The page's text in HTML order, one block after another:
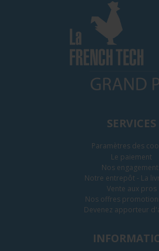
SERVICES
Paramètres des
Le paiement
Nos
Notre entrepôt - La
Vente aux pros
Nos offres
Devenez apporteur